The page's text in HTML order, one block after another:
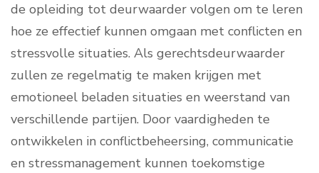
de opleiding tot deurwaarder volgen om te leren
hoe ze effectief kunnen omgaan met conflicten en
stressvolle situaties. Als gerechtsdeurwaarder
zullen ze regelmatig te maken krijgen met
emotioneel beladen situaties en weerstand van
verschillende partijen. Door vaardigheden te
ontwikkelen in conflictbeheersing, communicatie
en stressmanagement kunnen toekomstige